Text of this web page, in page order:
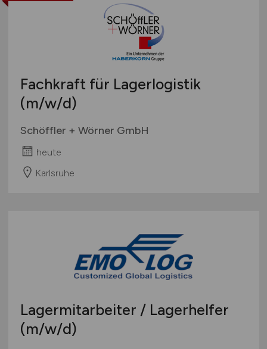
Fachkraft für Lagerlogistik
(m/w/d)
Schöffler + Wörner GmbH
heute
Karlsruhe
Lagermitarbeiter / Lagerhelfer
(m/w/d)